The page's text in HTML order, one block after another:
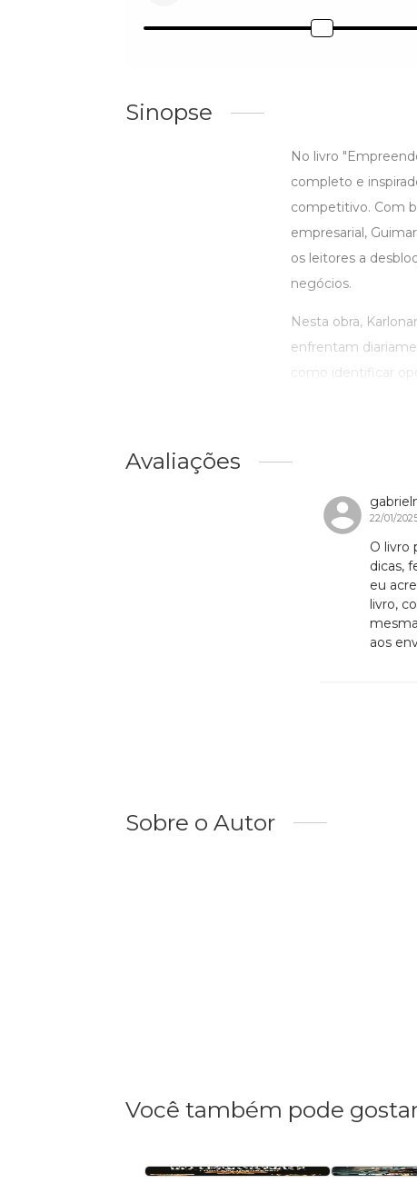
Sinopse
No livro
completo e
competitivo. Com
empresarial,
os leitores a
negócios.
Nesta obra,
enfrentam
como identificar
Avaliações
22/01/
O livro
dicas,
eu
livro,
aos
Sobre o Autor
Você também pode